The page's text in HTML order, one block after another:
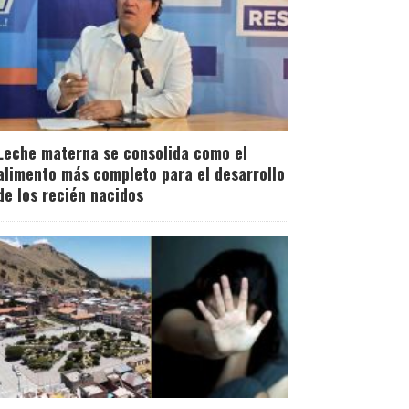
materna se consolida como el
más completo para el desarrollo
los recién nacidos